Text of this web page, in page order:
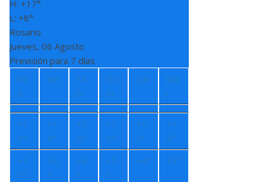
H: +17°
L: +8°
Rosario
Jueves, 06 Agosto
Previsión para 7 días
Mi
é
Vie
Sá
b
Do
m
Lun
Ma
r
+1
7°
+1
4°
+1
4°
+1
5°
+1
2°
+1
2°
+1
5°
+5
°
+6
°
+5
°
+4° +3°